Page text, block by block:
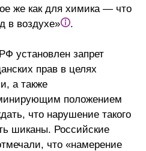
же как для химика — что
в воздухе»
.
установлен запрет
прав в целях
а также
положением
что нарушение такого
шиканы. Российские
что «намерение